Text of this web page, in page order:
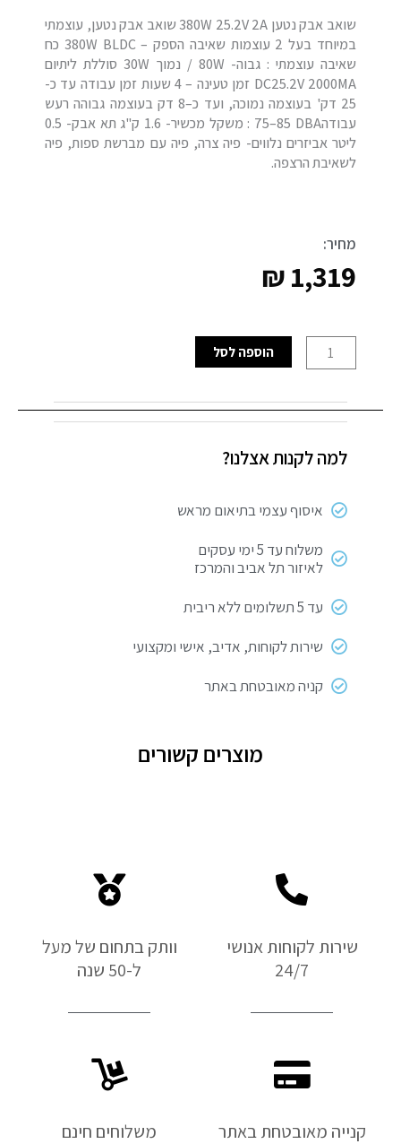
שואב אבק נטען 380W 25.2V 2A שואב אבק נטען, עוצמתי
במיוחד בעל 2 עוצמות שאיבה הספק – 380W BLDC כח
שאיבה עוצמתי : גבוה- 80W / נמוך 30W סוללת ליתיום
DC25.2V 2000MA זמן טעינה – 4 שעות זמן עבודה עד כ‎-
25 דק' בעוצמה נמוכה, ועד כ–8 דק בעוצמה גבוהה רעש
עבודה‎: 75–85 DBA משקל מכשיר- 1.6 ק"ג תא אבק- 0.5
ליטר אביזרים נלווים- פיה צרה, פיה עם מברשת ספות, פיה
לשאיבת הרצפה.
מחיר:
₪1,319
של
אבק
380W
2A
הוספה לסל
למה לקנות אצלנו?
איסוף עצמי בתיאום מראש
משלוח עד 5 ימי עסקים
לאיזור תל אביב והמרכז
עד 5 תשלומים ללא ריבית
שירות לקוחות, אדיב, אישי ומקצועי
קניה מאובטחת באתר
מוצרים קשורים
שירות לקוחות אנושי
24/7
וותק בתחום של מעל
ל-50 שנה
קנייה מאובטחת באתר משלוחים חינם